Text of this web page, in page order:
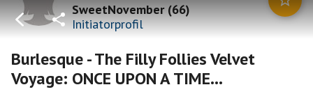
SweetNovember(66)
Initiatorprofil
Burlesque - The Filly Follies Velvet
Voyage: ONCE UPON A TIME...